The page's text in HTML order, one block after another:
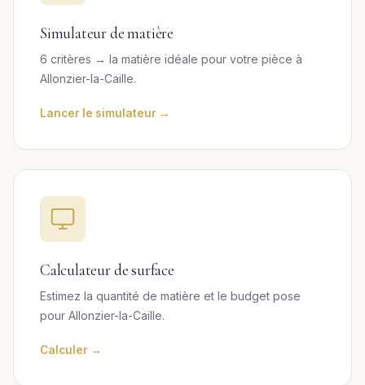
Simulateur de matière
6 critères → la matière idéale pour votre pièce à
Allonzier-la-Caille.
Lancer le simulateur →
Calculateur de surface
Estimez la quantité de matière et le budget pose
pour Allonzier-la-Caille.
Calculer →